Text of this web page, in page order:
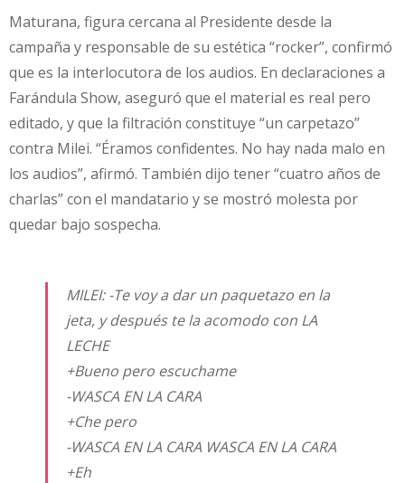
Maturana, figura cercana al Presidente desde la
campaña y responsable de su estética “rocker”, confirmó
que es la interlocutora de los audios. En declaraciones a
Farándula Show, aseguró que el material es real pero
editado, y que la filtración constituye “un carpetazo”
contra Milei. “Éramos confidentes. No hay nada malo en
los audios”, afirmó. También dijo tener “cuatro años de
charlas” con el mandatario y se mostró molesta por
quedar bajo sospecha.
MILEI: -Te voy a dar un paquetazo en la
jeta, y después te la acomodo con LA
LECHE
+Bueno pero escuchame
-WASCA EN LA CARA
+Che pero
-WASCA EN LA CARA WASCA EN LA CARA
+Eh